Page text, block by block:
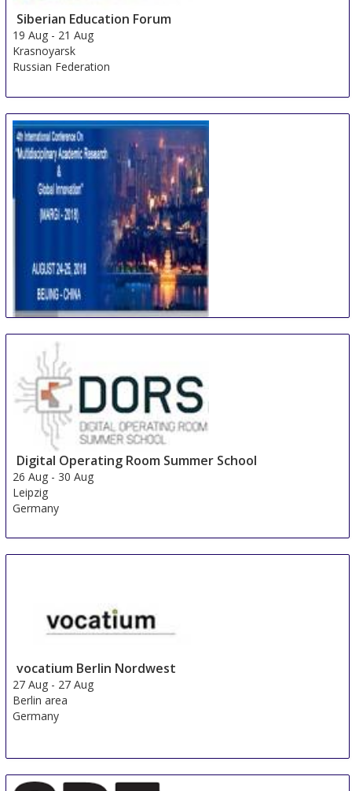
Siberian Education Forum
19 Aug - 21 Aug
Krasnoyarsk
Russian Federation
Academic Research & Global Innovation
24 Aug - 25 Aug
Beijing area
China
Digital Operating Room Summer School
26 Aug - 30 Aug
Leipzig
Germany
vocatium Berlin Nordwest
27 Aug - 27 Aug
Berlin area
Germany